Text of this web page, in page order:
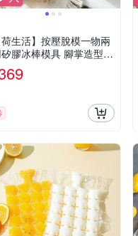
荷生活】按壓脫模一物兩
膠冰棒模具 腳掌造型帶
塵密封蓋雪糕模具-6入組